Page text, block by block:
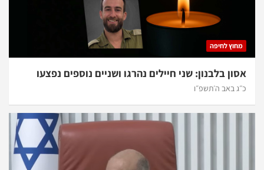
מחוץ לחיפה
אסון בלבנון: שני חיילים נהרגו ושניים נוספים נפצעו
כ״ג באב ה׳תשפ״ו